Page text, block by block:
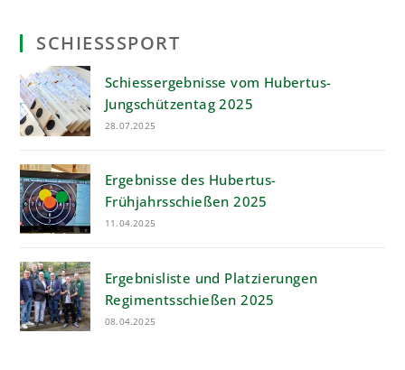
SCHIESSSPORT
Schiessergebnisse vom Hubertus-
Jungschützentag 2025
28.07.2025
Ergebnisse des Hubertus-
Frühjahrsschießen 2025
11.04.2025
Ergebnisliste und Platzierungen
Regimentsschießen 2025
08.04.2025